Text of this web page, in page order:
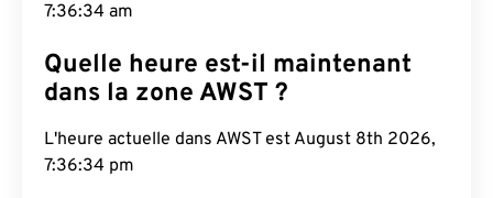
7:36:35 am
Quelle heure est-il maintenant
dans la zone AWST ?
L'heure actuelle dans AWST est August 8th 2026,
7:36:35 pm